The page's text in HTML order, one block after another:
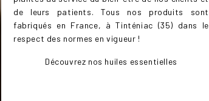
de leurs patients. Tous nos produits sont
fabriqués en France, à Tinténiac (35) dans le
respect des normes en vigueur !
Découvrez nos huiles essentielles